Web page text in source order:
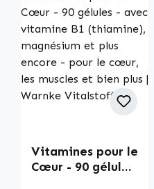
Vitamines pour le
Cœur - 90 gélules